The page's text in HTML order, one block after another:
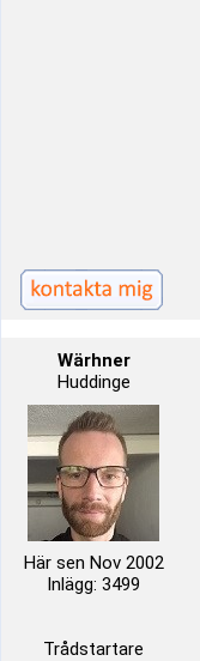
Wärhner
Huddinge
Här sen Nov 2002
Inlägg: 3499
Trådstartare